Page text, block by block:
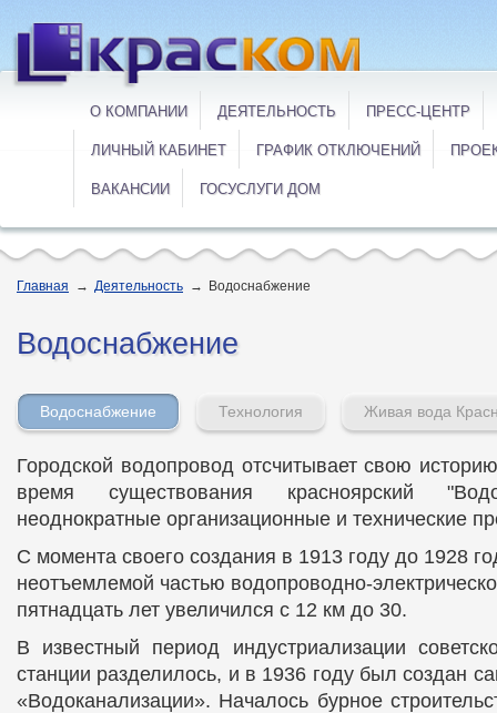
О КОМПАНИИ ДЕЯТЕЛЬНОСТЬ ПРЕСС-ЦЕНТР
ЛИЧНЫЙ КАБИНЕТ ГРАФИК ОТКЛЮЧЕНИЙ
ВАКАНСИИ ГОСУСЛУГИ ДОМ
Главная → Деятельность → Водоснабжение
Водоснабжение
Водоснабжение Технология Живая вода
Городской водопровод отсчитывает свою
время существования красноярский
неоднократные организационные и технические
С момента своего создания в 1913 году до 1928
неотъемлемой частью водопроводно-
пятнадцать лет увеличился с 12 км до 30.
В известный период индустриализации
станции разделилось, и в 1936 году был создан
«Водоканализации». Началось бурное